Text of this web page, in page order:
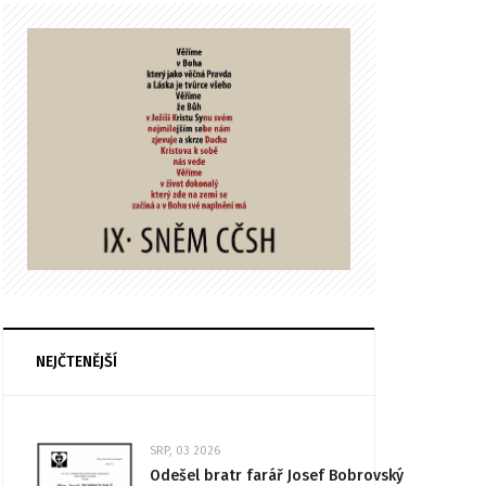
NEJČTENĚJŠÍ
SRP, 03 2026
Odešel bratr farář Josef Bobrovský